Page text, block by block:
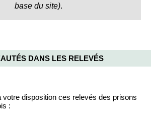
base du site).
DANS LES RELEVÉS
votre disposition ces relevés des prisons
: